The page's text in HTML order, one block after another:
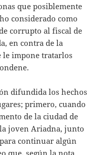
que posiblemente
considerado como
corrupto al fiscal de
en contra de la
le impone tratarlos
difundida los hechos
primero, cuando
de la ciudad de
joven Ariadna, junto
continuar algún
que, según la nota